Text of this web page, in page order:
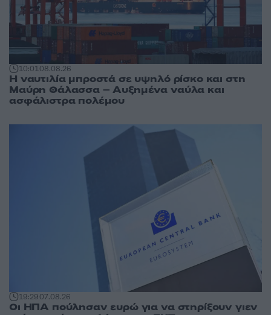
10:0108.08.26
Η ναυτιλία μπροστά σε υψηλό ρίσκο και στη
Μαύρη Θάλασσα – Αυξημένα ναύλα και
ασφάλιστρα πολέμου
19:2907.08.26
Οι ΗΠΑ πούλησαν ευρώ για να στηρίξουν γιεν